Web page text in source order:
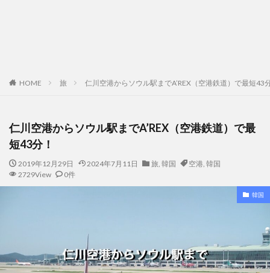
HOME 旅 仁川空港からソウル駅までA’REX（空港鉄道）で最短43
仁川空港からソウル駅までA’REX（空港鉄道）で最
短43分！
2019年12月29日 2024年7月11日 旅, 韓国 空港, 韓国
2729View
0件
韓国